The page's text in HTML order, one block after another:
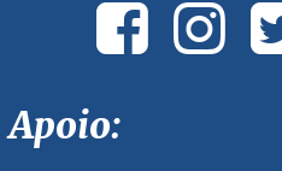
Apoio: